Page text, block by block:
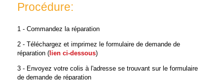
Procédure:
1 - Commandez la réparation
2 - Téléchargez et imprimez le formulaire de demande de
réparation ( lien ci-dessous)
3 - Envoyez votre colis à l'adresse se trouvant sur le formulaire
de demande de réparation